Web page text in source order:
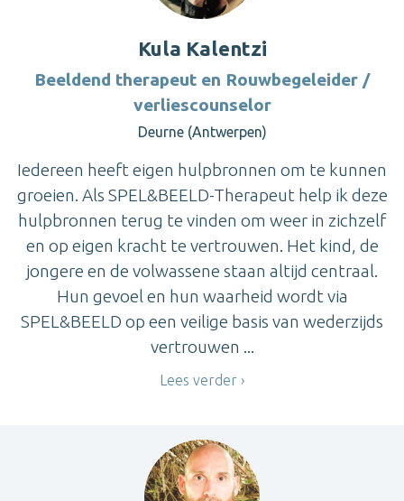
Kula Kalentzi
Beeldend therapeut en Rouwbegeleider /
verliescounselor
Deurne (Antwerpen)
Iedereen heeft eigen hulpbronnen om te kunnen
groeien. Als SPEL&BEELD-Therapeut help ik deze
hulpbronnen terug te vinden om weer in zichzelf
en op eigen kracht te vertrouwen. Het kind, de
jongere en de volwassene staan altijd centraal.
Hun gevoel en hun waarheid wordt via
SPEL&BEELD op een veilige basis van wederzijds
vertrouwen ...
Lees verder